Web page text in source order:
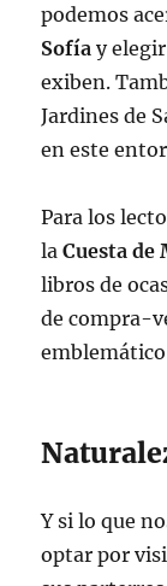
podemos
Sofía y
exiben.
Jardines de
en este
Para los
laCuesta de
libros de
de compra-
Y si lo que
optar por